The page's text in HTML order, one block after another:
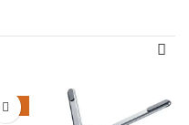
-36%